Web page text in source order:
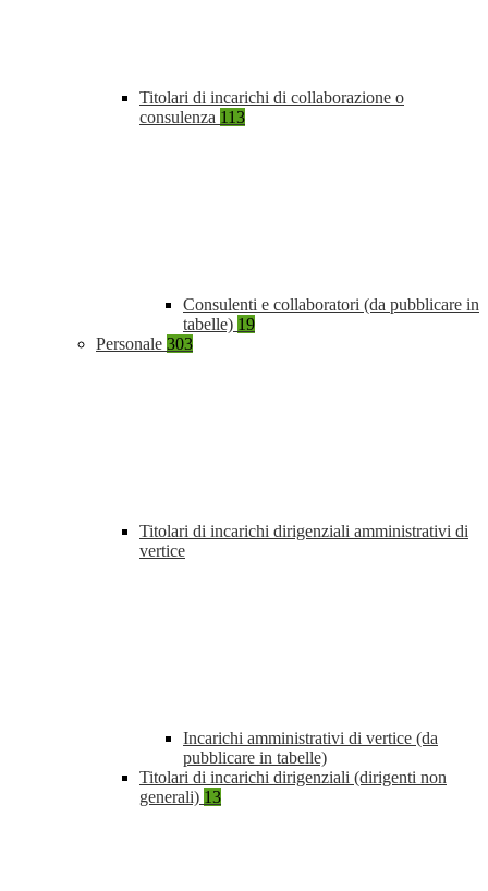
Titolari di incarichi di collaborazione o
consulenza 113
Consulenti e collaboratori (da pubblicare in
tabelle) 19
Personale 303
Titolari di incarichi dirigenziali amministrativi di
vertice
Incarichi amministrativi di vertice (da
pubblicare in tabelle)
Titolari di incarichi dirigenziali (dirigenti non
generali) 13